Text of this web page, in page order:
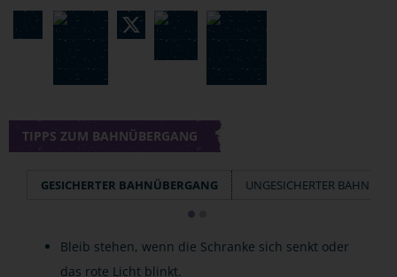
TIPPS ZUM BAHNÜBERGANG
GESICHERTER BAHNÜBERGANG UNGESICHERTER
Bleib stehen, wenn die Schranke sich senkt oder
das rote Licht blinkt.